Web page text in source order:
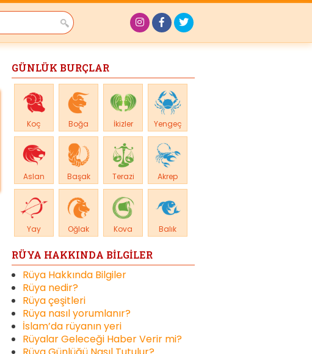
GÜNLÜK BURÇLAR
Koç Boğa İkizler Yengeç
Aslan Başak Terazi Akrep
Yay Oğlak Kova Balık
RÜYA HAKKINDA BİLGİLER
Rüya Hakkında Bilgiler
Rüya nedir?
Rüya çeşitleri
Rüya nasıl yorumlanır?
İslam’da rüyanın yeri
Rüyalar Geleceği Haber Verir mi?